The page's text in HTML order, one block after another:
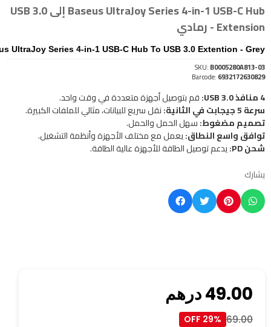
Baseus UltraJoy Series 4-in-1 USB-C Hub إلى USB 3.0
Extension - رمادي
UltraJoy Series 4-in-1 USB-C Hub To USB 3.0 Extention - Grey
SKU:B0005280A813-03
Barcode:6932172630829
4 منافذ USB 3.0:
قم بتوصيل أجهزة متعددة في وقت واحد.
سرعة 5 جيجابت في الثانية:
نقل سريع للبيانات، مثالي للملفات الكبيرة.
تصميم مضغوط:سهل الحمل والحمل.
توافق واسع النطاق:يعمل مع مختلف الأجهزة وأنظمة التشغيل.
شحن PD:
يدعم توصيل الطاقة للأجهزة عالية الطاقة.
يشارك
49.00درهم
69.00
29% OFF